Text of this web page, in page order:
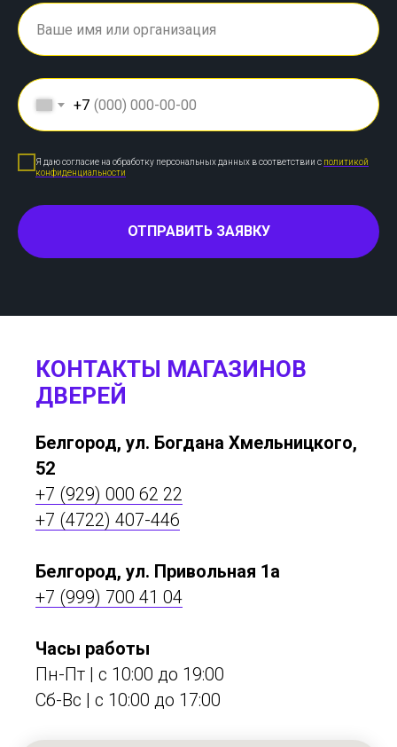
+7
Я даю согласие на обработку персональных данных в соответствии с политикой
конфиденциальности
ОТПРАВИТЬ ЗАЯВКУ
КОНТАКТЫ МАГАЗИНОВ
ДВЕРЕЙ
Белгород, ул. Богдана Хмельницкого,
52
+7 (929) 000 62 22
+7 (4722) 407-446
Белгород, ул. Привольная 1а
+7 (999) 700 41 04
Часы работы
Пн-Пт | с 10:00 до 19:00
Сб-Вс | c 10:00 до 17:00